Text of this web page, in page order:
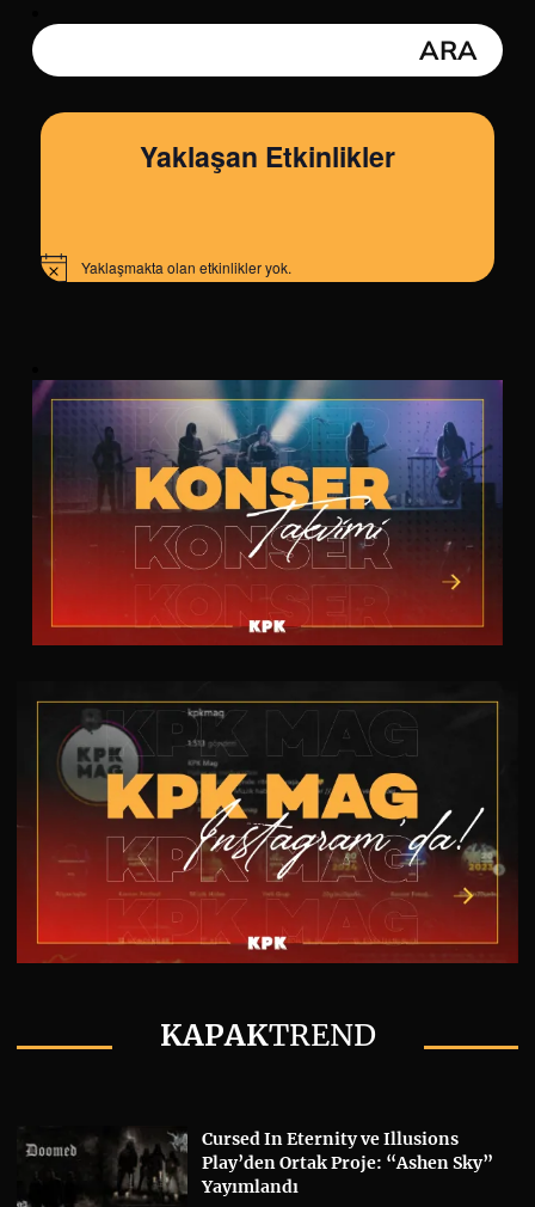
Yaklaşan Etkinlikler
Notice Yaklaşmakta olan etkinlikler yok.
KAPAKTREND
Cursed In Eternity ve Illusions
Play’den Ortak Proje: “Ashen Sky”
Yayımlandı